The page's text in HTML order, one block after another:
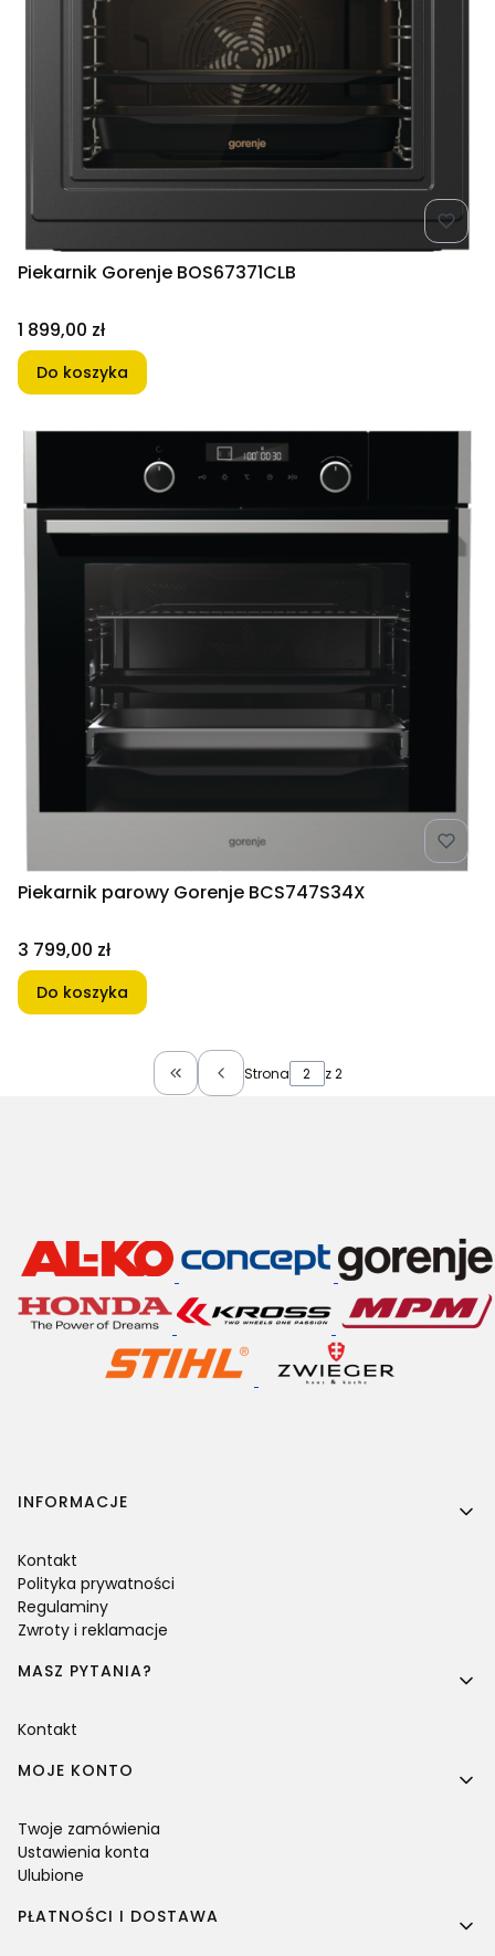
Piekarnik Gorenje BOS67371CLB
Cena
1 899,00 zł
Do koszyka
Piekarnik parowy Gorenje BCS747S34X
Cena
3 799,00 zł
Do koszyka
Wróć do pierwszej strony z produktami
Strona z 2
Linki w stopce
INFORMACJE
Kontakt
Polityka prywatności
Regulaminy
Zwroty i reklamacje
MASZ PYTANIA?
Kontakt
MOJE KONTO
Twoje zamówienia
Ustawienia konta
Ulubione
PŁATNOŚCI I DOSTAWA